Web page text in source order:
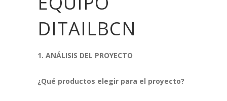
DITAILBCN
1. ANÁLISIS DEL PROYECTO
¿Qué productos elegir para el proyecto?